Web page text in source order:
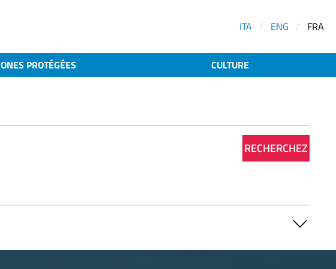
ITA / ENG / FRA
PROTÉGÉES CULTURE
RECHERCHEZ